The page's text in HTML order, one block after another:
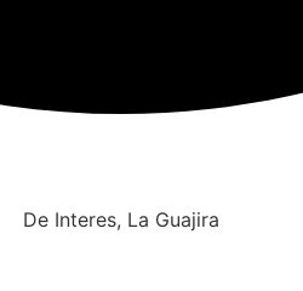
De Interes, La Guajira